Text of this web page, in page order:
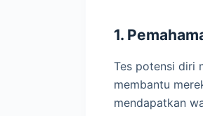
1.
Tes potensi diri
membantu
mendapatkan